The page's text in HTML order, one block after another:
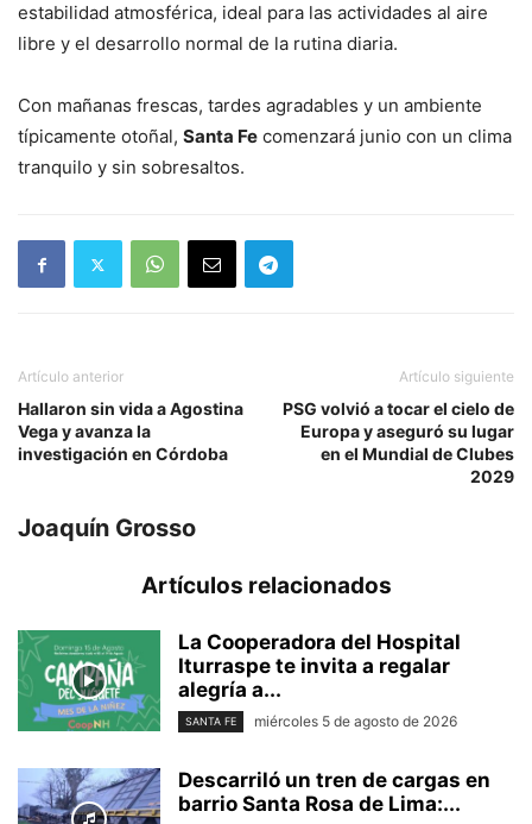
estabilidad atmosférica, ideal para las actividades al aire
libre y el desarrollo normal de la rutina diaria.
Con mañanas frescas, tardes agradables y un ambiente
típicamente otoñal, Santa Fe comenzará junio con un clima
tranquilo y sin sobresaltos.
Artículo anterior
Hallaron sin vida a Agostina
Vega y avanza la
investigación en Córdoba
Artículo siguiente
PSG volvió a tocar el cielo de
Europa y aseguró su lugar
en el Mundial de Clubes
2029
Joaquín Grosso
Artículos relacionados
La Cooperadora del Hospital
Iturraspe te invita a regalar
alegría a...
SANTA FE miércoles 5 de agosto de 2026
Descarriló un tren de cargas en
barrio Santa Rosa de Lima:...